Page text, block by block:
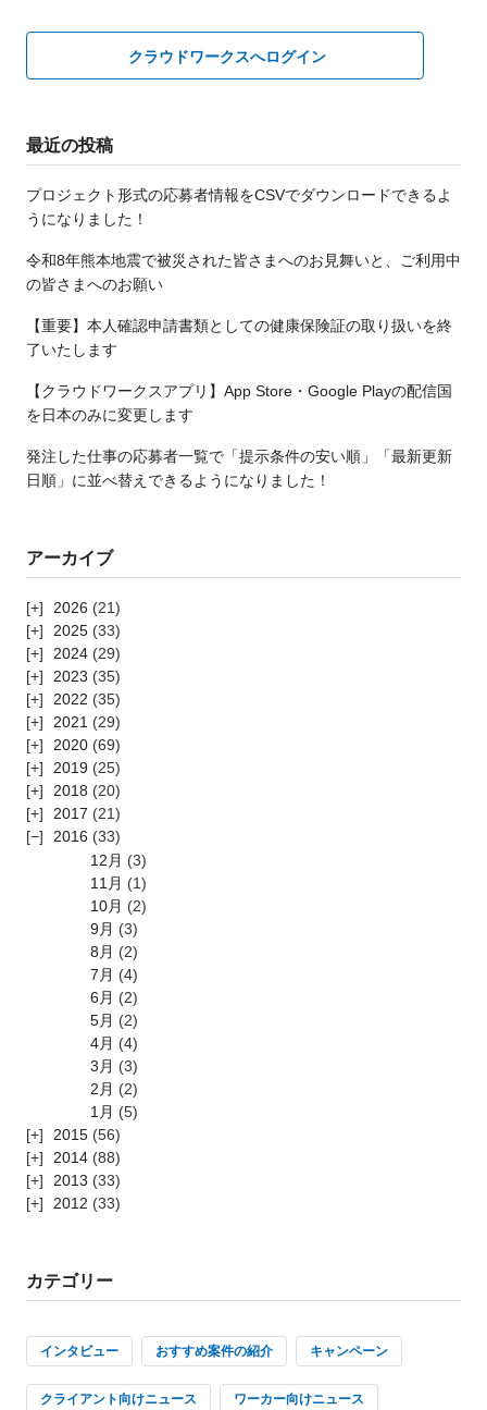
クラウドワークスへログイン
最近の投稿
プロジェクト形式の応募者情報をCSVでダウンロードできるよ
うになりました！
令和8年熊本地震で被災された皆さまへのお見舞いと、ご利用中
の皆さまへのお願い
【重要】本人確認申請書類としての健康保険証の取り扱いを終
了いたします
【クラウドワークスアプリ】App Store・Google Playの配信国
を日本のみに変更します
発注した仕事の応募者一覧で「提示条件の安い順」「最新更新
日順」に並べ替えできるようになりました！
アーカイブ
2026 (21)
2025 (33)
2024 (29)
2023 (35)
2022 (35)
2021 (29)
2020 (69)
2019 (25)
2018 (20)
2017 (21)
2016 (33)
12月 (3)
11月 (1)
10月 (2)
9月 (3)
8月 (2)
7月 (4)
6月 (2)
5月 (2)
4月 (4)
3月 (3)
2月 (2)
1月 (5)
2015 (56)
2014 (88)
2013 (33)
2012 (33)
カテゴリー
インタビュー おすすめ案件の紹介 キャンペーン
クライアント向けニュース ワーカー向けニュース